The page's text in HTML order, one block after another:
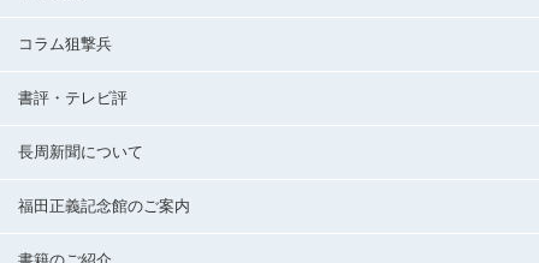
コラム狙撃兵
書評・テレビ評
長周新聞について
福田正義記念館のご案内